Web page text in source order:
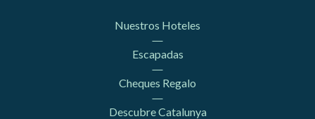
Nuestros Hoteles
Escapadas
Cheques Regalo
Descubre Catalunya